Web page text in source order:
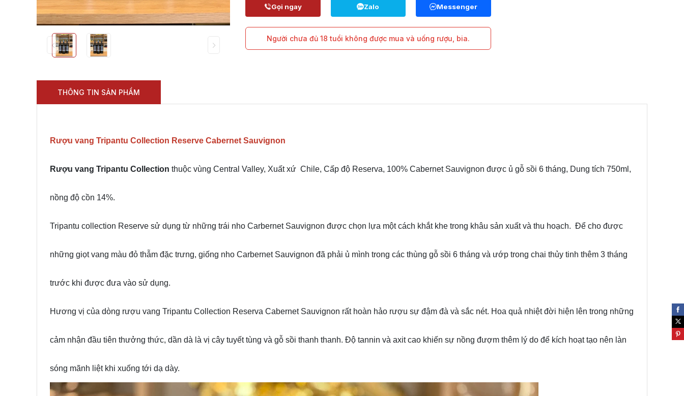
Người chưa đủ 18 tuổi không được mua và uống rượu, bia.
THÔNG TIN SẢN PHẨM
Rượu vang Tripantu Collection Reserve Cabernet Sauvignon
Rượu vang Tripantu Collection thuộc vùng Central Valley, Xuất xứ Chile, Cấp độ Reserva, 100% Cabernet Sauvignon được ủ gỗ sồi 6 tháng, Dung tích 750ml,
nồng độ cồn 14%.
Tripantu collection Reserve sử dụng từ những trái nho Carbernet Sauvignon được chọn lựa một cách khắt khe trong khâu sản xuất và thu hoạch. Để cho được
những giọt vang màu đỏ thẫm đặc trưng, giống nho Carbernet Sauvignon đã phải ủ mình trong các thùng gỗ sồi 6 tháng và ướp trong chai thủy tinh thêm 3 tháng
trước khi được đưa vào sử dụng.
Hương vị của dòng rượu vang Tripantu Collection Reserva Cabernet Sauvignon rất hoàn hảo rượu sự đậm đà và sắc nét. Hoa quả nhiệt đời hiện lên trong những
cảm nhận đầu tiên thưởng thức, dần dà là vị cây tuyết tùng và gỗ sồi thanh thanh. Độ tannin và axit cao khiến sự nồng đượm thêm lý do để kích hoạt tạo nên làn
sóng mãnh liệt khi xuống tới dạ dày.